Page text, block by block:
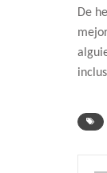
De